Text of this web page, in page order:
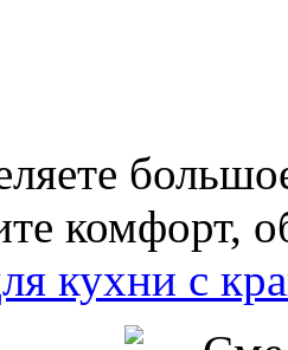
комфорт,
кухни с